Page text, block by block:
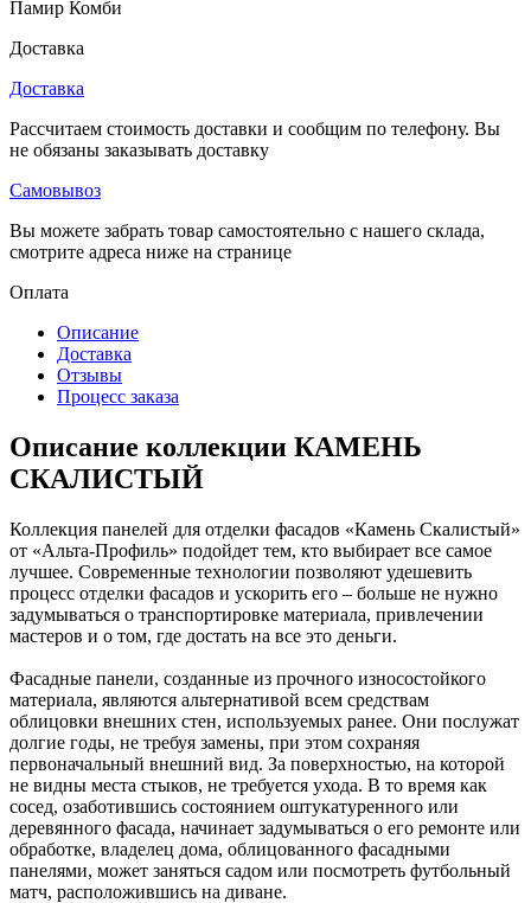
Памир Комби
Доставка
Доставка
Рассчитаем стоимость доставки и сообщим по телефону. Вы
не обязаны заказывать доставку
Самовывоз
Вы можете забрать товар самостоятельно с нашего склада,
смотрите адреса ниже на странице
Оплата
Описание
Доставка
Отзывы
Процесс заказа
Описание коллекции КАМЕНЬ
СКАЛИСТЫЙ
Коллекция панелей для отделки фасадов «Камень Скалистый»
от «Альта-Профиль» подойдет тем, кто выбирает все самое
лучшее. Современные технологии позволяют удешевить
процесс отделки фасадов и ускорить его – больше не нужно
задумываться о транспортировке материала, привлечении
мастеров и о том, где достать на все это деньги.
Фасадные панели, созданные из прочного износостойкого
материала, являются альтернативой всем средствам
облицовки внешних стен, используемых ранее. Они послужат
долгие годы, не требуя замены, при этом сохраняя
первоначальный внешний вид. За поверхностью, на которой
не видны места стыков, не требуется ухода. В то время как
сосед, озаботившись состоянием оштукатуренного или
деревянного фасада, начинает задумываться о его ремонте или
обработке, владелец дома, облицованного фасадными
панелями, может заняться садом или посмотреть футбольный
матч, расположившись на диване.